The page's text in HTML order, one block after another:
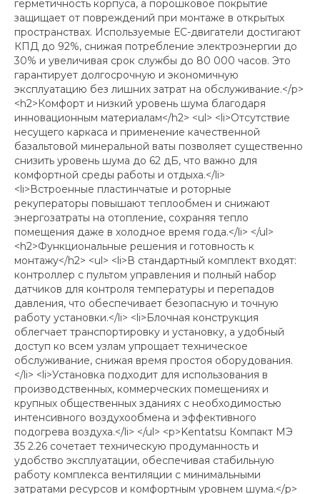
герметичность корпуса, а порошковое покрытие
защищает от повреждений при монтаже в открытых
пространствах. Используемые ЕС-двигатели достигают
КПД до 92%, снижая потребление электроэнергии до
30% и увеличивая срок службы до 80 000 часов. Это
гарантирует долгосрочную и экономичную
эксплуатацию без лишних затрат на обслуживание.</p>
<h2>Комфорт и низкий уровень шума благодаря
инновационным материалам</h2> <ul> <li>Отсутствие
несущего каркаса и применение качественной
базальтовой минеральной ваты позволяет существенно
снизить уровень шума до 62 дБ, что важно для
комфортной среды работы и отдыха.</li>
<li>Встроенные пластинчатые и роторные
рекуператоры повышают теплообмен и снижают
энергозатраты на отопление, сохраняя тепло
помещения даже в холодное время года.</li> </ul>
<h2>Функциональные решения и готовность к
монтажу</h2> <ul> <li>В стандартный комплект входят:
контроллер с пультом управления и полный набор
датчиков для контроля температуры и перепадов
давления, что обеспечивает безопасную и точную
работу установки.</li> <li>Блочная конструкция
облегчает транспортировку и установку, а удобный
доступ ко всем узлам упрощает техническое
обслуживание, снижая время простоя оборудования.
</li> <li>Установка подходит для использования в
производственных, коммерческих помещениях и
крупных общественных зданиях с необходимостью
интенсивного воздухообмена и эффективного
подогрева воздуха.</li> </ul> <p>Kentatsu Компакт МЭ
35 2.26 сочетает техническую продуманность и
удобство эксплуатации, обеспечивая стабильную
работу комплекса вентиляции с минимальными
затратами ресурсов и комфортным уровнем шума.</p>